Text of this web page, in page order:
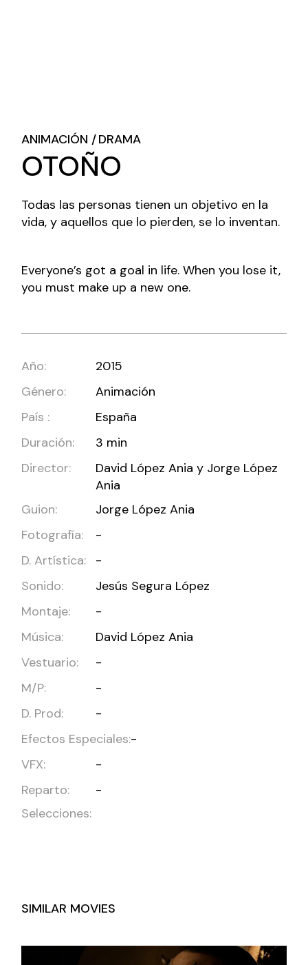
ANIMACIÓN DRAMA
OTOÑO
Todas las personas tienen un objetivo en la
vida, y aquellos que lo pierden, se lo inventan.
Everyone’s got a goal in life. When you lose it,
you must make up a new one.
Año:
2015
Género:
Animación
País :
España
Duración:
3 min
Director:
David López Ania y Jorge López
Ania
Guion:
Jorge López Ania
Fotografía:
-
D. Artística:
-
Sonido:
Jesús Segura López
Montaje:
-
Música:
David López Ania
Vestuario:
-
M/P:
-
D. Prod:
-
Efectos Especiales:-
VFX:
-
Reparto:
-
Selecciones:
SIMILAR MOVIES